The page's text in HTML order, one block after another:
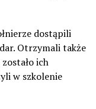
dostąpili
Otrzymali także
ich
w szkolenie